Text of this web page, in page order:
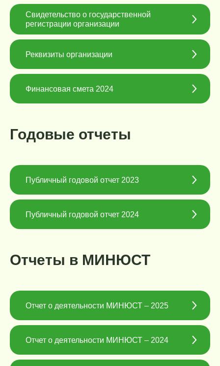
Отчет в МИНЮСТ – 2021
Отчет о деятельности
Отчет о деятельности
Годовой отчет – 2023
Свидетельство о государственной
регистрации организации
Реквизиты организации
Финансовая смета 2024
Годовые отчеты
Публичный годовой отчет 2023
Публичный годовой отчет 2024
Отчеты в МИНЮСТ
Отчет о деятельности МИНЮСТ – 2025
Отчет о деятельности МИНЮСТ – 2024